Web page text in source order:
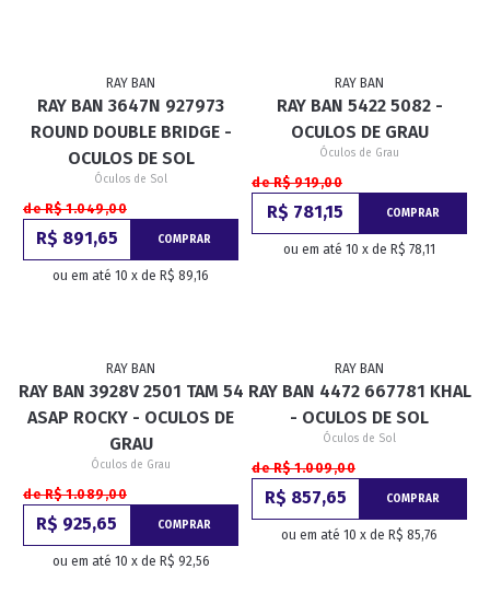
RAY BAN
RAY BAN 3647N 927973
ROUND DOUBLE BRIDGE -
OCULOS DE SOL
Óculos de Sol
de R$ 1.049,00
R$ 891,65 COMPRAR
ou em até 10 x de R$ 89,16
RAY BAN
RAY BAN 5422 5082 -
OCULOS DE GRAU
Óculos de Grau
de R$ 919,00
R$ 781,15 COMPRAR
ou em até 10 x de R$ 78,11
RAY BAN
RAY BAN 3928V 2501 TAM 54
ASAP ROCKY - OCULOS DE
GRAU
Óculos de Grau
de R$ 1.089,00
R$ 925,65 COMPRAR
ou em até 10 x de R$ 92,56
RAY BAN
RAY BAN 4472 667781 KHAL
- OCULOS DE SOL
Óculos de Sol
de R$ 1.009,00
R$ 857,65 COMPRAR
ou em até 10 x de R$ 85,76